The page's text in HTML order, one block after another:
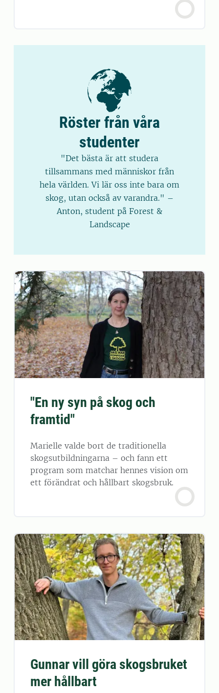
Röster från våra
studenter
"Det bästa är att studera
tillsammans med människor från
hela världen. Vi lär oss inte bara om
skog, utan också av varandra." –
Anton, student på Forest &
Landscape
"En ny syn på skog och
framtid"
Marielle valde bort de traditionella
skogsutbildningarna – och fann ett
program som matchar hennes vision om
ett förändrat och hållbart skogsbruk.
Gunnar vill göra skogsbruket
mer hållbart